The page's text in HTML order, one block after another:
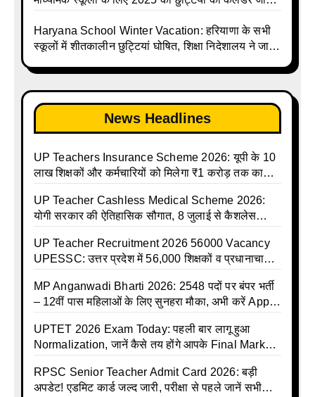
Up Madhyamik Avkash Talika 2025 | UP
Madhyamik School avkash suchi | UP
holiday calendar | Madhyamik School Holidays
List 2025
Haryana School Winter Vacation: हरियाणा के सभी
स्कूलों में शीतकालीन छुट्टियां घोषित, शिक्षा निदेशालय ने जारी
News Headlines
UP Teachers Insurance Scheme 2026: यूपी के 10
लाख शिक्षकों और कर्मचारियों को मिलेगा ₹1 करोड़ तक का
UP Teacher Cashless Medical Scheme 2026:
योगी सरकार की ऐतिहासिक सौगात, 8 जुलाई से कैशलेस
UP Teacher Recruitment 2026 56000 Vacancy
UPESSC: उत्तर प्रदेश में 56,000 शिक्षकों व प्रधानाचार्यों
MP Anganwadi Bharti 2026: 2548 पदों पर बंपर भर्ती
– 12वीं पास महिलाओं के लिए सुनहरा मौका, अभी करें Apply
UPTET 2026 Exam Today: पहली बार लागू हुआ
Normalization, जानें कैसे तय होंगे आपके Final Marks
RPSC Senior Teacher Admit Card 2026: बड़ी
अपडेट! एडमिट कार्ड जल्द जारी, परीक्षा से पहले जानें सभी